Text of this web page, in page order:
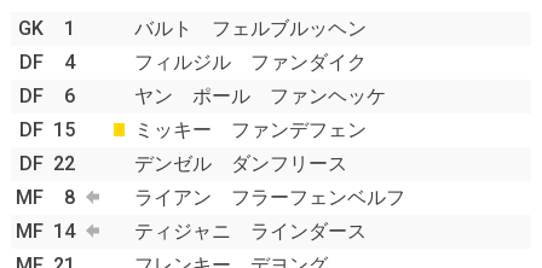
GK 1
バルト フェルブルッヘン
DF
4
フィルジル ファンダイク
DF
6
ヤン ポール ファンヘッケ
DF 15
ミッキー ファンデフェン
DF 22
デンゼル ダンフリース
MF
8
ライアン フラーフェンベルフ
MF 14
ティジャニ ラインダース